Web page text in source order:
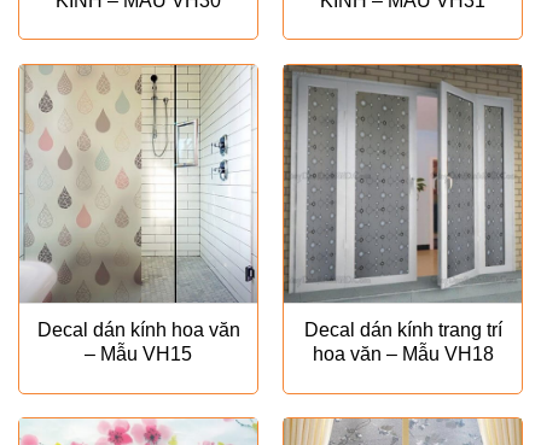
Decal dán kính hoa văn
– Mẫu VH15
Decal dán kính trang trí
hoa văn – Mẫu VH18